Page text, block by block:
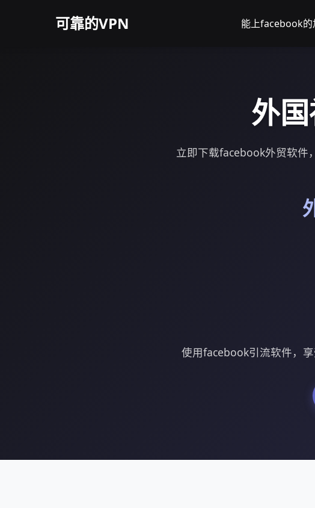
可靠的VPN 能上facebook的
外
立即下载facebook外贸软件
使用facebook引流软件，